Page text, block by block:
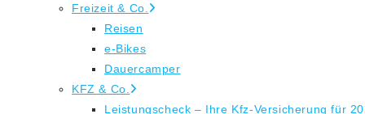
Freizeit & Co.
Reisen
e-Bikes
Dauercamper
KFZ & Co.
Leistungscheck – Ihre Kfz-Versicherung für